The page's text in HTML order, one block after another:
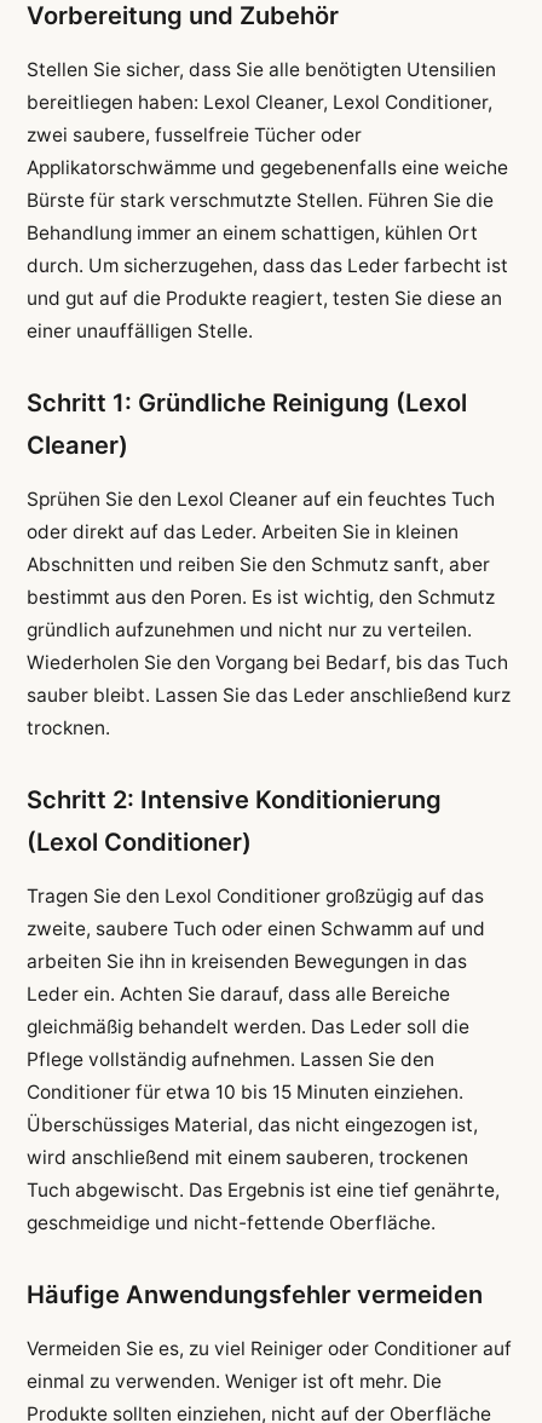
Vorbereitung und Zubehör
Stellen Sie sicher, dass Sie alle benötigten Utensilien
bereitliegen haben: Lexol Cleaner, Lexol Conditioner,
zwei saubere, fusselfreie Tücher oder
Applikatorschwämme und gegebenenfalls eine weiche
Bürste für stark verschmutzte Stellen. Führen Sie die
Behandlung immer an einem schattigen, kühlen Ort
durch. Um sicherzugehen, dass das Leder farbecht ist
und gut auf die Produkte reagiert, testen Sie diese an
einer unauffälligen Stelle.
Schritt 1: Gründliche Reinigung (Lexol
Cleaner)
Sprühen Sie den Lexol Cleaner auf ein feuchtes Tuch
oder direkt auf das Leder. Arbeiten Sie in kleinen
Abschnitten und reiben Sie den Schmutz sanft, aber
bestimmt aus den Poren. Es ist wichtig, den Schmutz
gründlich aufzunehmen und nicht nur zu verteilen.
Wiederholen Sie den Vorgang bei Bedarf, bis das Tuch
sauber bleibt. Lassen Sie das Leder anschließend kurz
trocknen.
Schritt 2: Intensive Konditionierung
(Lexol Conditioner)
Tragen Sie den Lexol Conditioner großzügig auf das
zweite, saubere Tuch oder einen Schwamm auf und
arbeiten Sie ihn in kreisenden Bewegungen in das
Leder ein. Achten Sie darauf, dass alle Bereiche
gleichmäßig behandelt werden. Das Leder soll die
Pflege vollständig aufnehmen. Lassen Sie den
Conditioner für etwa 10 bis 15 Minuten einziehen.
Überschüssiges Material, das nicht eingezogen ist,
wird anschließend mit einem sauberen, trockenen
Tuch abgewischt. Das Ergebnis ist eine tief genährte,
geschmeidige und nicht-fettende Oberfläche.
Häufige Anwendungsfehler vermeiden
Vermeiden Sie es, zu viel Reiniger oder Conditioner auf
einmal zu verwenden. Weniger ist oft mehr. Die
Produkte sollten einziehen, nicht auf der Oberfläche